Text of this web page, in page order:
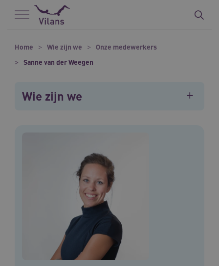
Naar hoofdinhoud
Naar footer
Home Wie zijn we
Onze medewerkers
Sanne van der Weegen
Wie zijn we